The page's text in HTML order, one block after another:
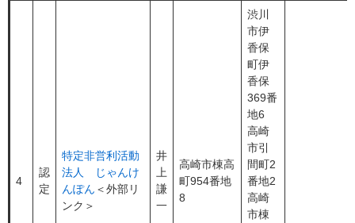
4
認
定
特定非営利活動
法人 じゃんけ
んぽん ＜外部リ
ンク＞
井
上
謙
一
高崎市棟高
町954番地
8
渋川
市伊
香保
町伊
香保
369番
地6
高崎
市引
間町2
番地2
高崎
市棟